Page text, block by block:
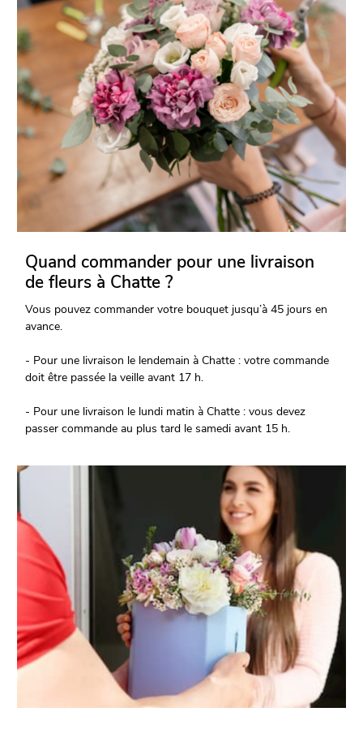
Quand commander pour une livraison
de fleurs à Chatte ?
Vous pouvez commander votre bouquet jusqu’à 45 jours en
avance.
- Pour une livraison le lendemain à Chatte : votre commande
doit être passée la veille avant 17 h.
- Pour une livraison le lundi matin à Chatte : vous devez
passer commande au plus tard le samedi avant 15 h.